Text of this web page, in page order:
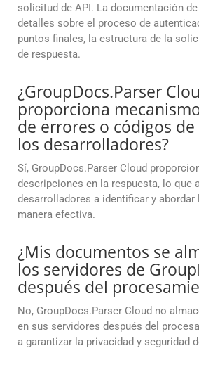
solicitud de API. La documentación
detalles sobre el proceso de
puntos finales, la estructura de la
de respuesta.
¿GroupDocs.Parser
proporciona
de errores o códigos
los desarrolladores?
Sí, GroupDocs.Parser Cloud
descripciones en la respuesta, lo que
desarrolladores a identificar y
manera efectiva.
¿Mis documentos se
los servidores de
después del
No, GroupDocs.Parser Cloud no
en sus servidores después del
a garantizar la privacidad y seguridad